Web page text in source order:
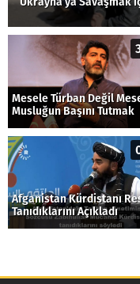
Mesele Türban Değil
Musluğun Başını Tutmak
Afganistan Kürdistanı
Tanıdıklarını Açıkladı